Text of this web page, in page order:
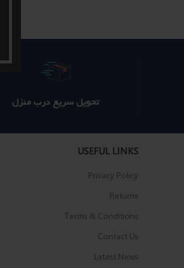
تحویل سریع درب منزل
USEFUL LINKS
Privacy Policy
Returns
Terms & Conditions
Contact Us
Latest News